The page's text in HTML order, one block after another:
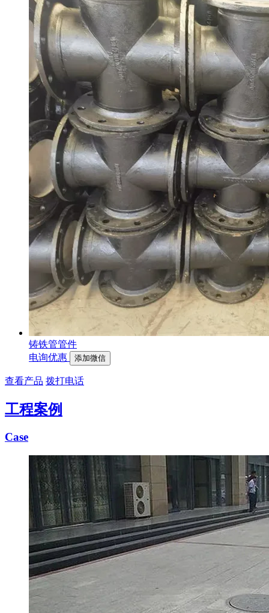
铸铁管管件
电询优惠
添加微信
查看产品 拨打电话
工程案例
Case